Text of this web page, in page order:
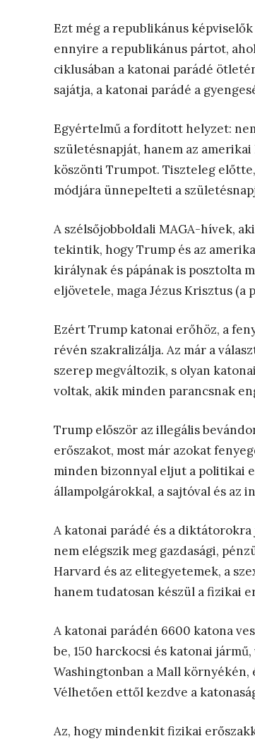
Ezt még a republikánus
ennyire a republikánus pártot,
ciklusában a katonai parádé
sajátja, a katonai parádé a
Egyértelmű a fordított helyzet:
születésnapját, hanem az
köszönti Trumpot. Tiszteleg
módjára ünnepelteti a
A szélsőjobboldali MAGA-hívek,
tekintik, hogy Trump és az
királynak és pápának is posztolta
eljövetele, maga Jézus Krisztus (a
Ezért Trump katonai erőhöz, a
révén szakralizálja. Az már a
szerep megváltozik, s olyan
voltak, akik minden parancsnak
Trump először az illegális
erőszakot, most már azokat
minden bizonnyal eljut a politikai
állampolgárokkal, a sajtóval és az
A katonai parádé és a
nem elégszik meg gazdasági,
Harvard és az elitegyetemek, a
hanem tudatosan készül a fizikai
A katonai parádén 6600 katona
be, 150 harckocsi és katonai
Washingtonban a Mall
Vélhetően ettől kezdve a
Az, hogy mindenkit fizikai